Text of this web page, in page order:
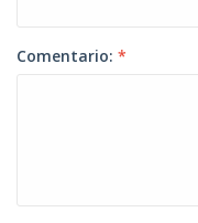
Comentario: *